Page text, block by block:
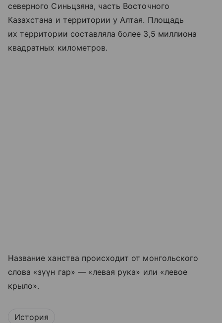
северного Синьцзяна, часть Восточного
Казахстана и территории у Алтая. Площадь
их территории составляла более 3,5 миллиона
квадратных километров.
Название ханства происходит от монгольского
слова «зүүн гар» — «левая рука» или «левое
крыло».
История